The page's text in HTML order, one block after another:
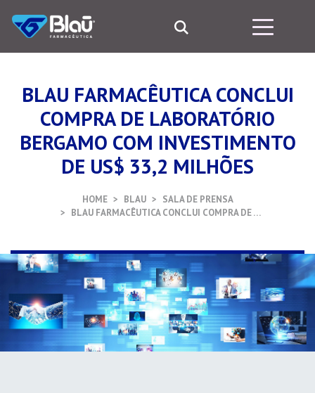
BLAU FARMACÊUTICA CONCLUI
COMPRA DE LABORATÓRIO
BERGAMO COM INVESTIMENTO
DE US$ 33,2 MILHÕES
HOME BLAU
SALA DE PRENSA
BLAU FARMACÊUTICA CONCLUI COMPRA DE …